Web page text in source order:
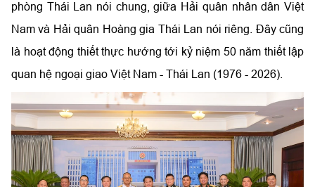
phòng Thái Lan nói chung, giữa Hải quân nhân dân Việt
Nam và Hải quân Hoàng gia Thái Lan nói riêng. Đây cũng
là hoạt động thiết thực hướng tới kỷ niệm 50 năm thiết lập
quan hệ ngoại giao Việt Nam - Thái Lan (1976 - 2026).